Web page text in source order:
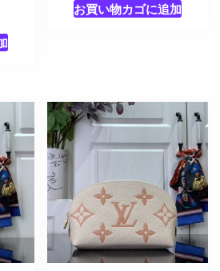
お買い物カゴに追加